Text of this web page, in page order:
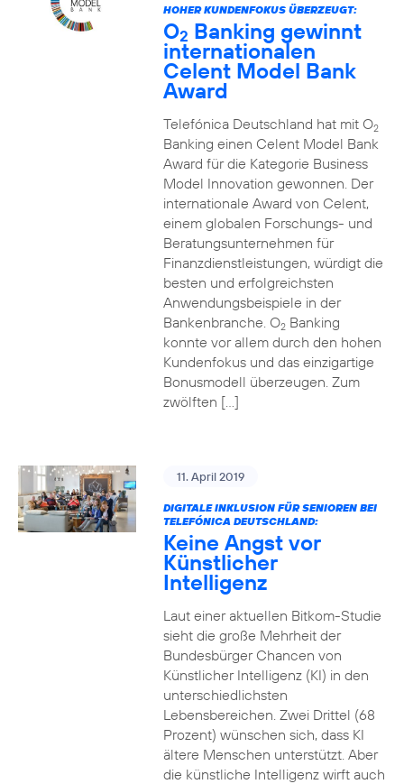
HOHER KUNDENFOKUS ÜBERZEUGT:
O2 Banking gewinnt
internationalen
Celent Model Bank
Award
Telefónica Deutschland hat mit O2
Banking einen Celent Model Bank
Award für die Kategorie Business
Model Innovation gewonnen. Der
internationale Award von Celent,
einem globalen Forschungs- und
Beratungsunternehmen für
Finanzdienstleistungen, würdigt die
besten und erfolgreichsten
Anwendungsbeispiele in der
Bankenbranche. O2Banking
konnte vor allem durch den hohen
Kundenfokus und das einzigartige
Bonusmodell überzeugen. Zum
zwölften […]
11. April 2019
DIGITALE INKLUSION FÜR SENIOREN BEI
TELEFÓNICA DEUTSCHLAND:
Keine Angst vor
Künstlicher
Intelligenz
Laut einer aktuellen Bitkom-Studie
sieht die große Mehrheit der
Bundesbürger Chancen von
Künstlicher Intelligenz (KI) in den
unterschiedlichsten
Lebensbereichen. Zwei Drittel (68
Prozent) wünschen sich, dass KI
ältere Menschen unterstützt. Aber
die künstliche Intelligenz wirft auch